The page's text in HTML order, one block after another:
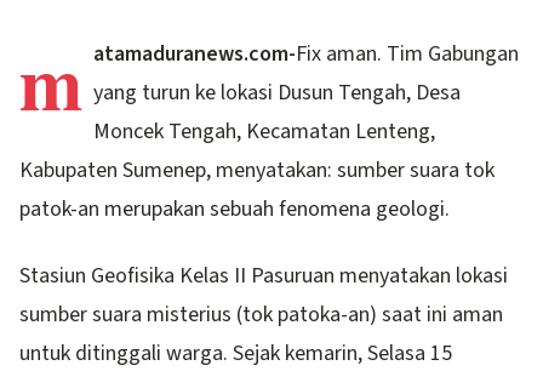
m atamaduranews.com-Fix aman. Tim Gabungan
yang turun ke lokasi Dusun Tengah, Desa
Moncek Tengah, Kecamatan Lenteng,
Kabupaten Sumenep, menyatakan: sumber suara tok
patok-an merupakan sebuah fenomena geologi.
Stasiun Geofisika Kelas II Pasuruan menyatakan lokasi
sumber suara misterius (tok patoka-an) saat ini aman
untuk ditinggali warga. Sejak kemarin, Selasa 15